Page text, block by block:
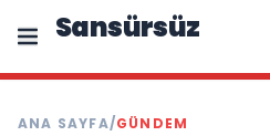
Sansürsüz
ANA SAYFA/GÜNDEM